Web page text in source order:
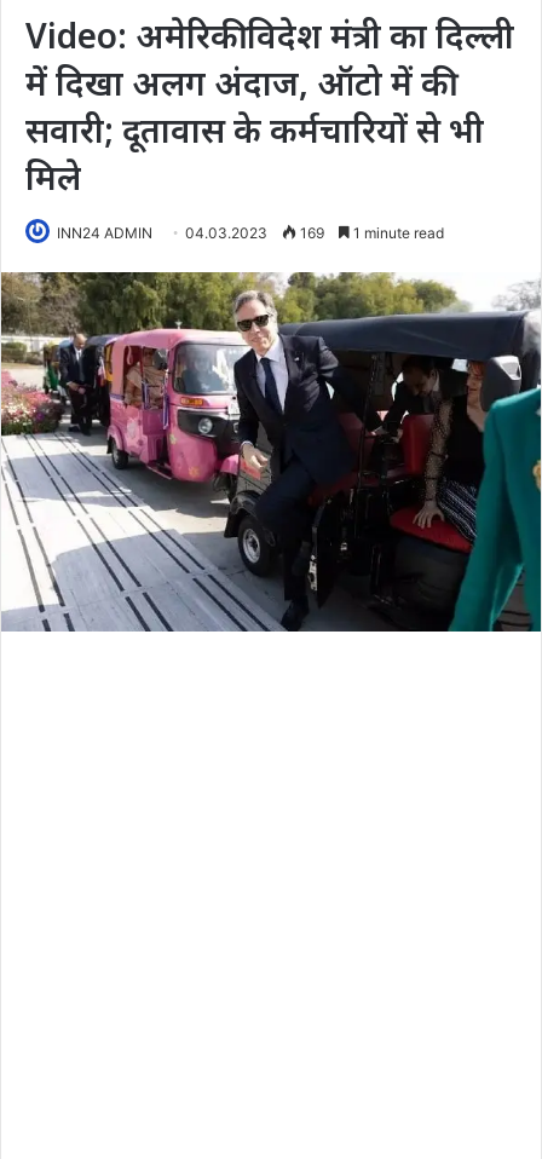
Video: अमेरिकी विदेश मंत्री का दिल्ली
में दिखा अलग अंदाज, ऑटो में की
सवारी; दूतावास के कर्मचारियों से भी
मिले
INN24 ADMIN 04.03.2023 169 1 minute read